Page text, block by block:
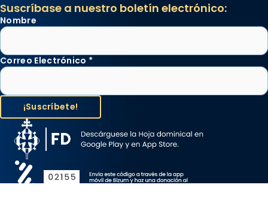
Suscríbase a nuestro boletín electrónico:
Nombre
Correo Electrónico *